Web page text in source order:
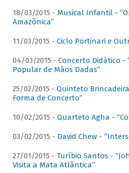
18/03/2015 - Musical Infantil -
Amazônica”
11/03/2015 - Ciclo Portinari e
04/03/2015 - Concerto Didático -
Popular de Mãos Dadas”
25/02/2015 - Quinteto
Forma de Concerto”
10/02/2015 - Quarteto Agha -
03/02/2015 - David Chew -
27/01/2015 - Turíbio Santos -
Visita a Mata Atlântica”